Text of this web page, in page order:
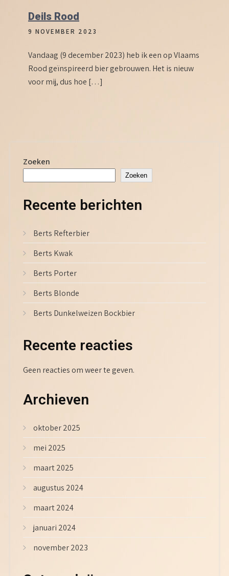
Deils Rood
9 NOVEMBER 2023
Vandaag (9 december 2023) heb ik een op Vlaams
Rood geïnspireerd bier gebrouwen. Het is nieuw
voor mij, dus hoe […]
Zoeken
Zoeken
Recente berichten
Berts Refterbier
Berts Kwak
Berts Porter
Berts Blonde
Berts Dunkelweizen Bockbier
Recente reacties
Geen reacties om weer te geven.
Archieven
oktober 2025
mei 2025
maart 2025
augustus 2024
maart 2024
januari 2024
november 2023